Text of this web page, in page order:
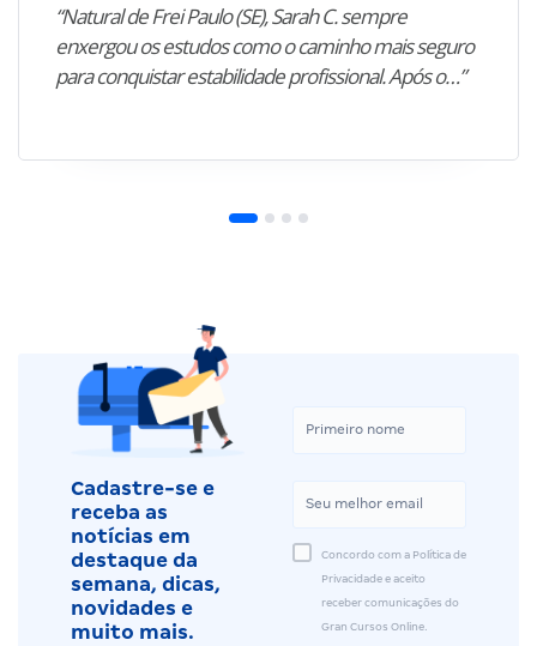
“Natural de Frei Paulo (SE), Sarah C. sempre
enxergou os estudos como o caminho mais seguro
para conquistar estabilidade profissional. Após o…”
Cadastre-se e
receba as
notícias em
destaque da
semana, dicas,
novidades e
muito mais.
Concordo com a Política de
Privacidade e aceito
receber comunicações do
Gran Cursos Online.